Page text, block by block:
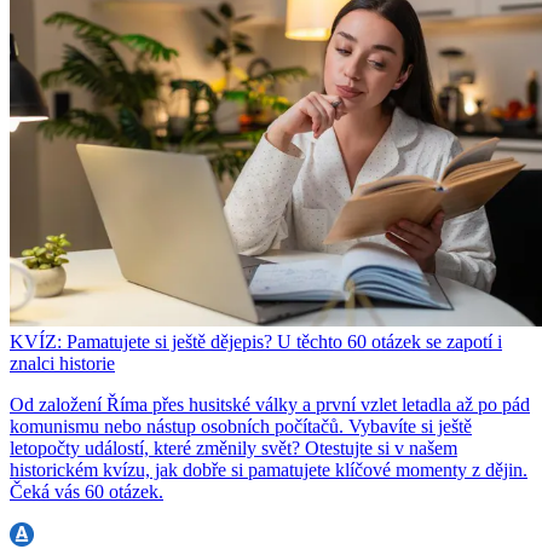
KVÍZ: Pamatujete si ještě dějepis? U těchto 60 otázek se zapotí i
znalci historie
Od založení Říma přes husitské války a první vzlet letadla až po pád
komunismu nebo nástup osobních počítačů. Vybavíte si ještě
letopočty událostí, které změnily svět? Otestujte si v našem
historickém kvízu, jak dobře si pamatujete klíčové momenty z dějin.
Čeká vás 60 otázek.